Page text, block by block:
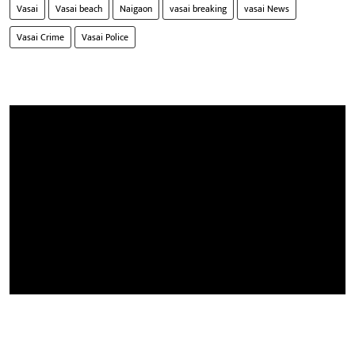
Vasai Vasai beach Naigaon vasai breaking
vasai News
Vasai Crime
Vasai Police